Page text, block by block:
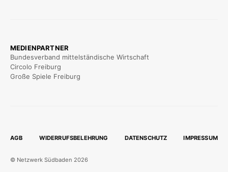
MEDIENPARTNER
Bundesverband mittelständische Wirtschaft
Circolo Freiburg
Große Spiele Freiburg
AGB WIDERRUFSBELEHRUNG DATENSCHUTZ IMPRESSUM
© Netzwerk Südbaden 2026